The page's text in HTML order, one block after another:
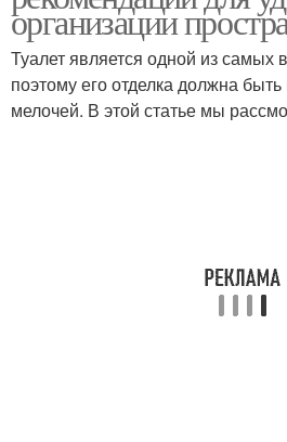
организации
Туалет является одной из самых
поэтому его отделка должна
мелочей. В этой статье мы